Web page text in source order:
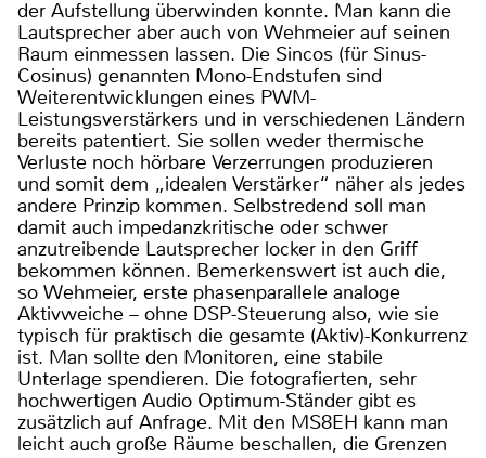
der Aufstellung überwinden konnte. Man kann die
Lautsprecher aber auch von Wehmeier auf seinen
Raum einmessen lassen. Die Sincos (für Sinus-
Cosinus) genannten Mono-Endstufen sind
Weiterentwicklungen eines PWM-
Leistungsverstärkers und in verschiedenen Ländern
bereits patentiert. Sie sollen weder thermische
Verluste noch hörbare Verzerrungen produzieren
und somit dem „idealen Verstärker“ näher als jedes
andere Prinzip kommen. Selbstredend soll man
damit auch impedanzkritische oder schwer
anzutreibende Lautsprecher locker in den Griff
bekommen können. Bemerkenswert ist auch die,
so Wehmeier, erste phasenparallele analoge
Aktivweiche – ohne DSP-Steuerung also, wie sie
typisch für praktisch die gesamte (Aktiv)-Konkurrenz
ist. Man sollte den Monitoren, eine stabile
Unterlage spendieren. Die fotografierten, sehr
hochwertigen Audio Optimum-Ständer gibt es
zusätzlich auf Anfrage. Mit den MS8EH kann man
leicht auch große Räume beschallen, die Grenzen